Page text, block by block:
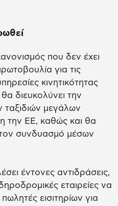
που δεν έχει
για τις
κινητικότητας
διευκολύνει την
ταξιδιών μεγάλων
την ΕΕ, καθώς και θα
συνδυασμό μέσων
έντονες αντιδράσεις,
εταιρείες να
εισιτηρίων για